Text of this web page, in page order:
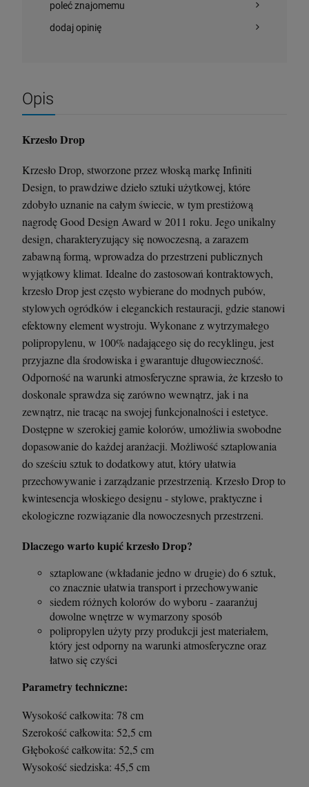
poleć znajomemu
dodaj opinię
Opis
Krzesło Drop
Krzesło Drop, stworzone przez włoską markę Infiniti
Design, to prawdziwe dzieło sztuki użytkowej, które
zdobyło uznanie na całym świecie, w tym prestiżową
nagrodę Good Design Award w 2011 roku. Jego unikalny
design, charakteryzujący się nowoczesną, a zarazem
zabawną formą, wprowadza do przestrzeni publicznych
wyjątkowy klimat. Idealne do zastosowań kontraktowych,
krzesło Drop jest często wybierane do modnych pubów,
stylowych ogródków i eleganckich restauracji, gdzie stanowi
efektowny element wystroju. Wykonane z wytrzymałego
polipropylenu, w 100% nadającego się do recyklingu, jest
przyjazne dla środowiska i gwarantuje długowieczność.
Odporność na warunki atmosferyczne sprawia, że krzesło to
doskonale sprawdza się zarówno wewnątrz, jak i na
zewnątrz, nie tracąc na swojej funkcjonalności i estetyce.
Dostępne w szerokiej gamie kolorów, umożliwia swobodne
dopasowanie do każdej aranżacji. Możliwość sztaplowania
do sześciu sztuk to dodatkowy atut, który ułatwia
przechowywanie i zarządzanie przestrzenią. Krzesło Drop to
kwintesencja włoskiego designu - stylowe, praktyczne i
ekologiczne rozwiązanie dla nowoczesnych przestrzeni.
Dlaczego warto kupić krzesło Drop?
sztaplowane (wkładanie jedno w drugie) do 6 sztuk,
co znacznie ułatwia transport i przechowywanie
siedem różnych kolorów do wyboru - zaaranżuj
dowolne wnętrze w wymarzony sposób
polipropylen użyty przy produkcji jest materiałem,
który jest odporny na warunki atmosferyczne oraz
łatwo się czyści
Parametry techniczne:
Wysokość całkowita: 78 cm
Szerokość całkowita: 52,5 cm
Głębokość całkowita: 52,5 cm
Wysokość siedziska: 45,5 cm